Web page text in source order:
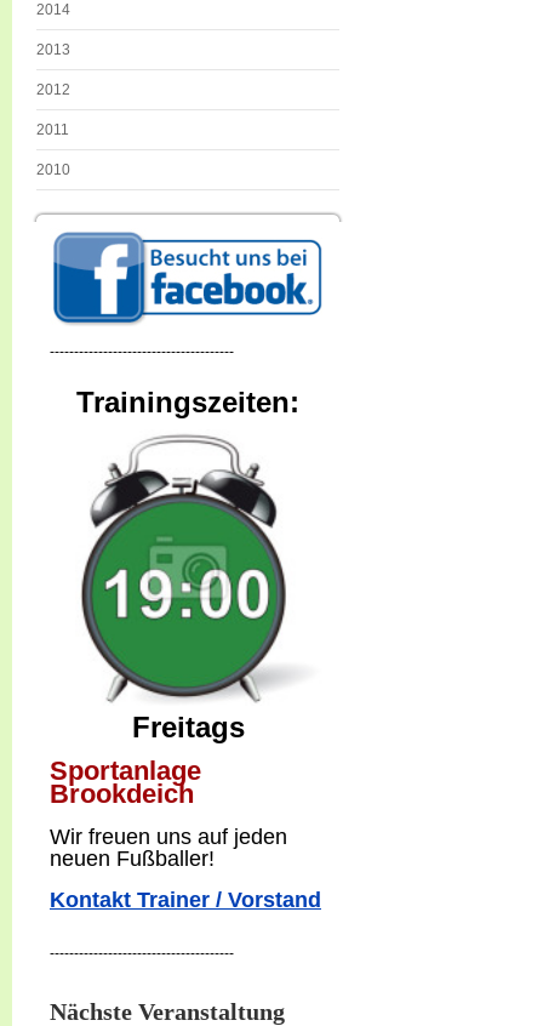
2014
2013
2012
2011
2010
--------------------------------------
Trainingszeiten:
Freitags
Sportanlage
Brookdeich
Wir freuen uns auf jeden
neuen Fußballer!
Kontakt Trainer / Vorstand
--------------------------------------
Nächste Veranstaltung